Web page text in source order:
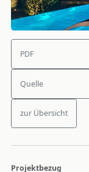
PDF
Quelle
zur Übersicht
Projektbezug